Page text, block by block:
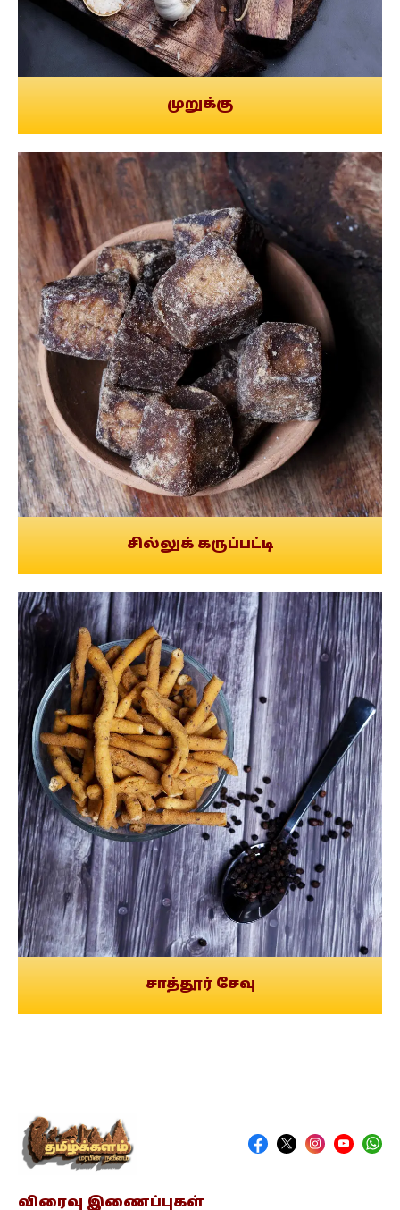
முறுக்கு
சில்லுக் கருப்பட்டி
சாத்தூர் சேவு
விரைவு இணைப்புகள்